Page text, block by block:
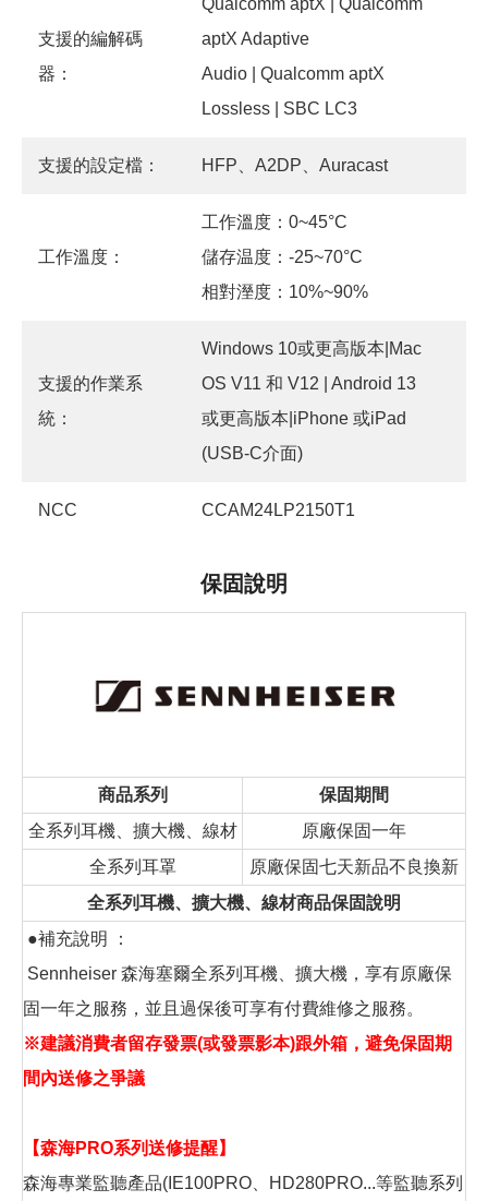
支援的編解碼
器：
Qualcomm aptX | Qualcomm
aptX Adaptive
Audio | Qualcomm aptX
Lossless | SBC LC3
支援的設定檔： HFP、A2DP、Auracast
工作溫度：
工作溫度：0~45°C
儲存温度：-25~70°C
相對溼度：10%~90%
支援的作業系
統：
Windows 10或更高版本|Mac
OS V11 和 V12 | Android 13
或更高版本|iPhone 或iPad
(USB-C介面)
NCC CCAM24LP2150T1
保固說明
商品系列
保固期間
全系列耳機、擴大機、線材
原廠保固一年
全系列耳罩
原廠保固七天新品不良換新
全系列耳機、擴大機、線材商品保固說明
●補充說明 ：
Sennheiser 森海塞爾全系列耳機、擴大機，享有原廠保
固一年之服務，並且過保後可享有付費維修之服務。
※建議消費者留存發票(或發票影本)跟外箱，避免保固期
間內送修之爭議
【森海PRO系列送修提醒】
森海專業監聽產品(IE100PRO、HD280PRO...等監聽系列